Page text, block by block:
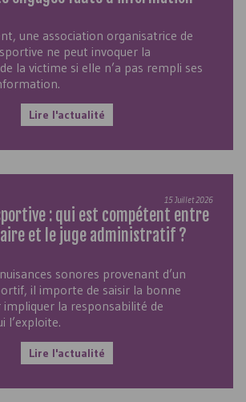
une association organisatrice de
ne peut invoquer la
la victime si elle n’a pas rempli ses
Lire l'actualité
15 Juillet 2026
: qui est compétent entre
et le juge administratif ?
sonores provenant d’un
il importe de saisir la bonne
la responsabilité de
l’exploite.
Lire l'actualité